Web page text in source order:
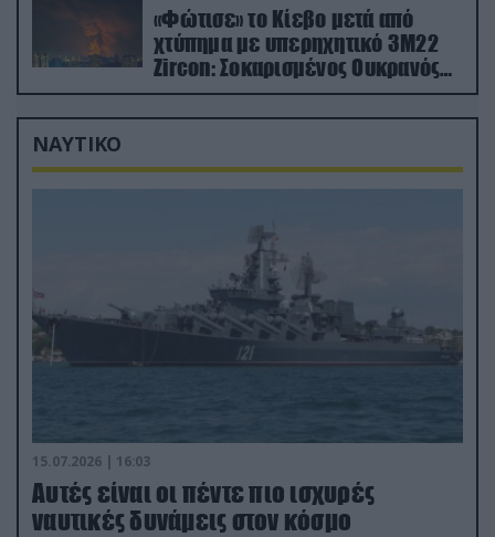
«Φώτισε» το Κίεβο μετά από
χτύπημα με υπερηχητικό 3M22
Zircon: Σοκαρισμένος Ουκρανός
κατέγραψε τη στιγμή (βίντεο)
ΝΑΥΤΙΚΟ
15.07.2026 | 16:03
Aυτές είναι οι πέντε πιο ισχυρές
ναυτικές δυνάμεις στον κόσμο